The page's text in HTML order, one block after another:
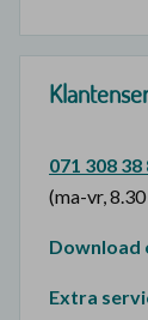
071 308 38
(ma-vr,
Download
Extra